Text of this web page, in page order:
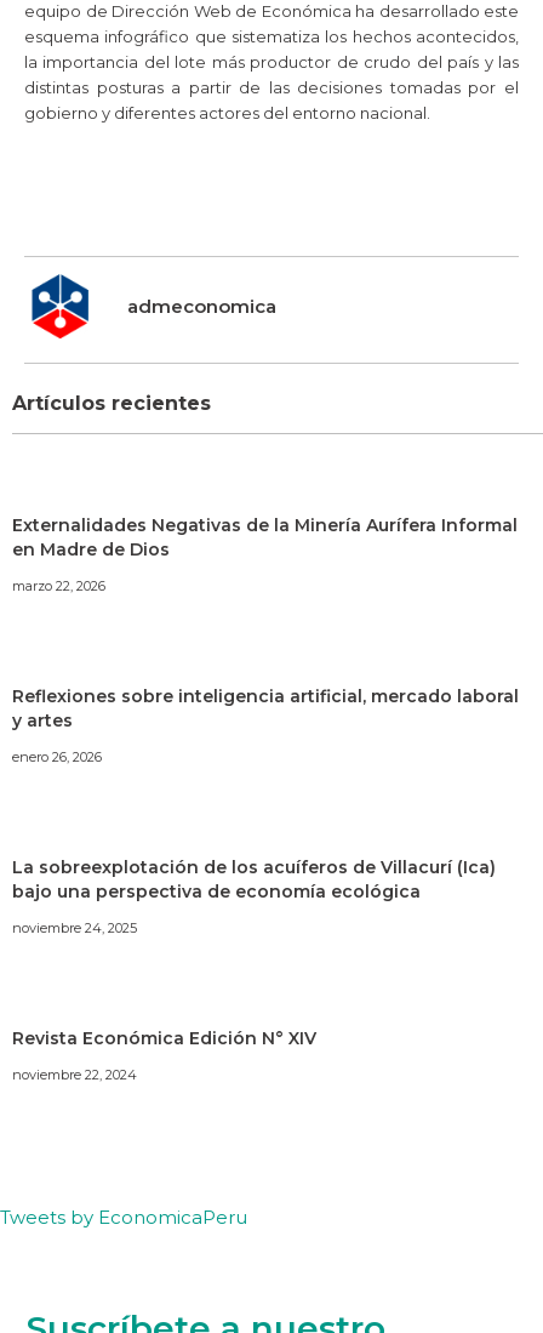
equipo de Dirección Web de Económica ha desarrollado este
esquema infográfico que sistematiza los hechos acontecidos,
la importancia del lote más productor de crudo del país y las
distintas posturas a partir de las decisiones tomadas por el
gobierno y diferentes actores del entorno nacional.
admeconomica
Artículos recientes
Externalidades Negativas de la Minería Aurífera Informal
en Madre de Dios
marzo 22, 2026
Reflexiones sobre inteligencia artificial, mercado laboral
y artes
enero 26, 2026
La sobreexplotación de los acuíferos de Villacurí (Ica)
bajo una perspectiva de economía ecológica
noviembre 24, 2025
Revista Económica Edición N° XIV
noviembre 22, 2024
Tweets by EconomicaPeru